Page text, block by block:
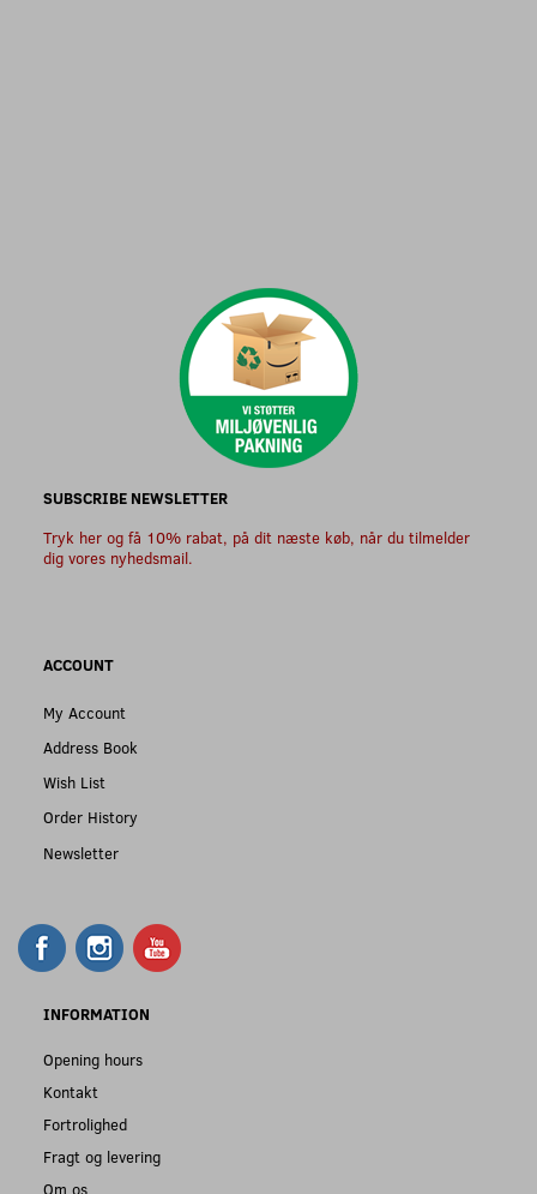
SUBSCRIBE NEWSLETTER
Tryk her og få 10% rabat, på dit næste køb, når du tilmelder
dig vores nyhedsmail.
ACCOUNT
My Account
Address Book
Wish List
Order History
Newsletter
INFORMATION
Opening hours
Kontakt
Fortrolighed
Fragt og levering
Om os